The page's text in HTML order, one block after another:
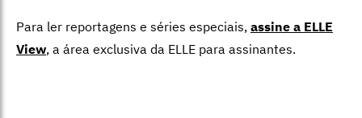
Para ler reportagens e séries especiais, assine a ELLE
View, a área exclusiva da ELLE para assinantes.